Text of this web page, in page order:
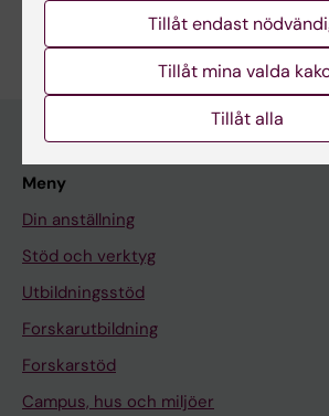
Meny
Din anställning
Stöd och verktyg
Utbildningsstöd
Forskarutbildning
Forskarstöd
Campus, hus och miljöer
Tillåt endast
Tillåt mina valda
Tillåt alla